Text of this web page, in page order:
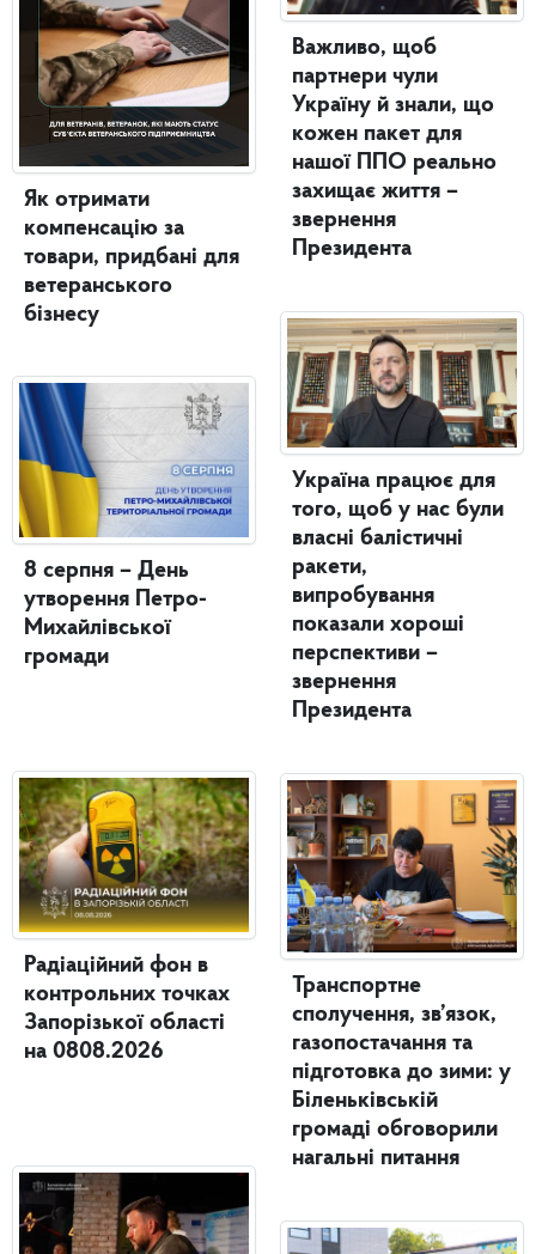
Як отримати
компенсацію за
товари, придбані для
ветеранського
бізнесу
8 серпня – День
утворення Петро-
Михайлівської
громади
Радіаційний фон в
контрольних точках
Запорізької області
на 0808.2026
Важливо, щоб
партнери чули
Україну й знали, що
кожен пакет для
нашої ППО реально
захищає життя –
звернення
Президента
Україна працює для
того, щоб у нас були
власні балістичні
ракети,
випробування
показали хороші
перспективи –
звернення
Президента
Транспортне
сполучення, зв’язок,
газопостачання та
підготовка до зими: у
Біленьківській
громаді обговорили
нагальні питання